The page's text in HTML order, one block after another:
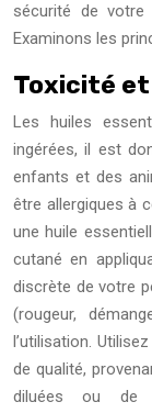
sécurité de
Examinons les
Toxicité
Les huiles
ingérées, il est
enfants et des
être allergiques à
une huile
cutané en
discrète de votre
(rougeur,
l’utilisation.
de qualité,
diluées ou de